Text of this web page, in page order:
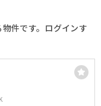
件です。ログインす